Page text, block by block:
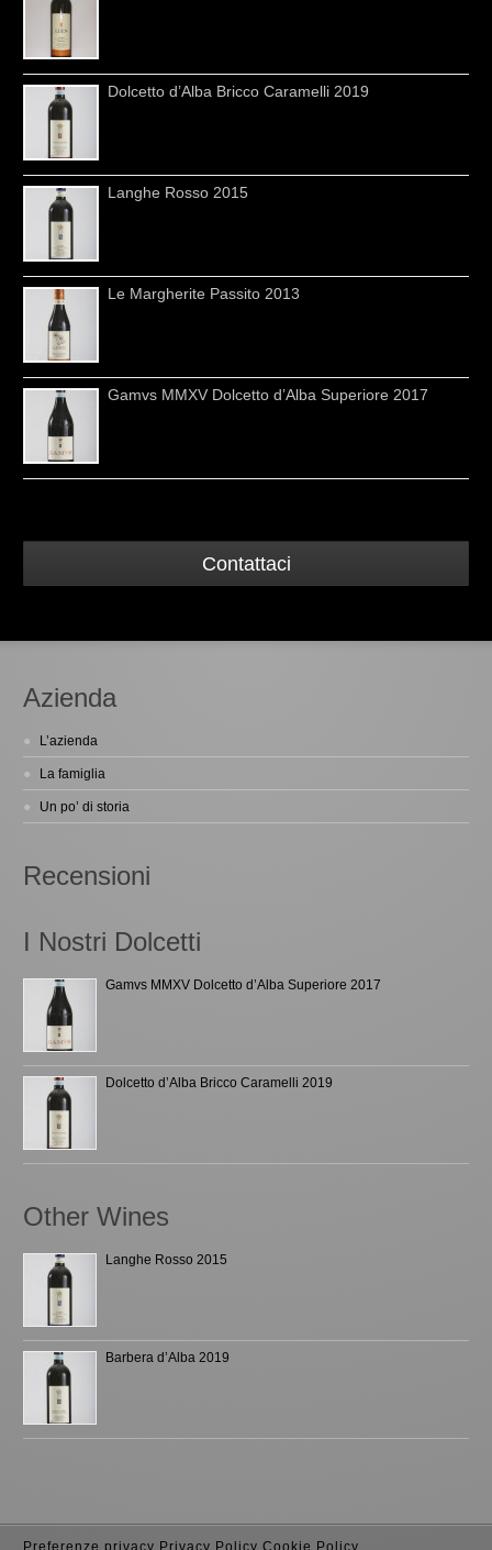
Dolcetto d’Alba Bricco Caramelli 2019
Langhe Rosso 2015
Le Margherite Passito 2013
Gamvs MMXV Dolcetto d’Alba Superiore 2017
Contattaci
Azienda
L’azienda
La famiglia
Un po’ di storia
Recensioni
I Nostri Dolcetti
Gamvs MMXV Dolcetto d’Alba Superiore 2017
Dolcetto d’Alba Bricco Caramelli 2019
Other Wines
Langhe Rosso 2015
Barbera d’Alba 2019